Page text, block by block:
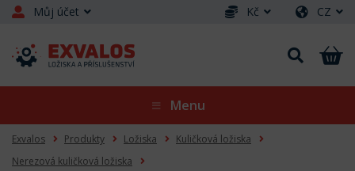
Můj účet Kč CZ
Menu
Exvalos Produkty Ložiska
Kuličková ložiska
Nerezová kuličková ložiska